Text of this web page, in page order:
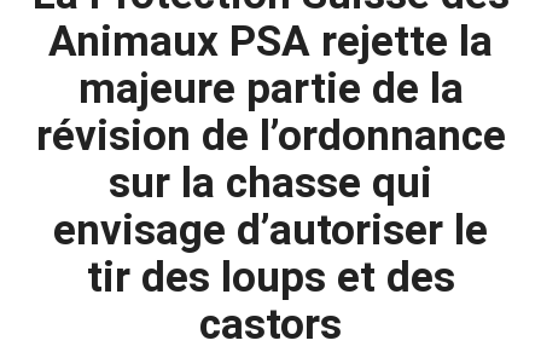
Animaux PSA rejette la
majeure partie de la
révision de l’ordonnance
sur la chasse qui
envisage d’autoriser le
tir des loups et des
castors